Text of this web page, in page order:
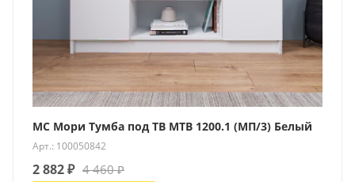
МС Мори Тумба под ТВ МТВ 1200.1 (МП/3) Белый
Арт.: 100050842
2 882₽ 4 460₽